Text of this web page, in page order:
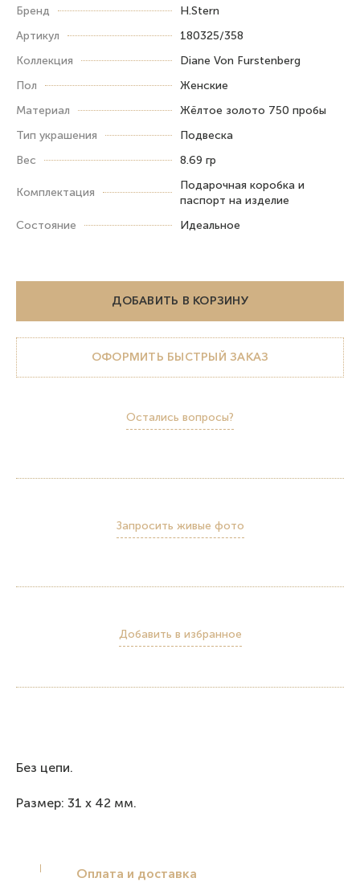
Бренд
H.Stern
Артикул
180325/358
Коллекция
Diane Von Furstenberg
Пол
Женские
Материал
Жёлтое золото 750 пробы
Тип украшения
Подвеска
Вес
8.69 гр
Комплектация
Подарочная коробка и
паспорт на изделие
Состояние
Идеальное
ДОБАВИТЬ В КОРЗИНУ
ОФОРМИТЬ БЫСТРЫЙ ЗАКАЗ
Остались вопросы?
Запросить живые фото
Добавить в избранное
Без цепи.
Размер: 31 x 42 мм.
Оплата и доставка